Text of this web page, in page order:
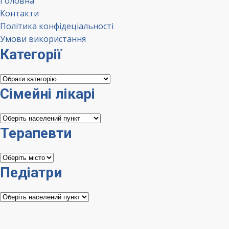
Контакти
Політика конфідеціальності
Умови використання
Категорії
Категорії
Сімейні лікарі
Сімейні
лікарі
Терапевти
Терапевти
Педіатри
Педіатри